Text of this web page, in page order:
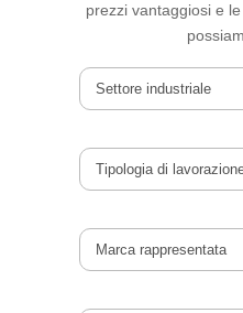
prezzi vantaggiosi e